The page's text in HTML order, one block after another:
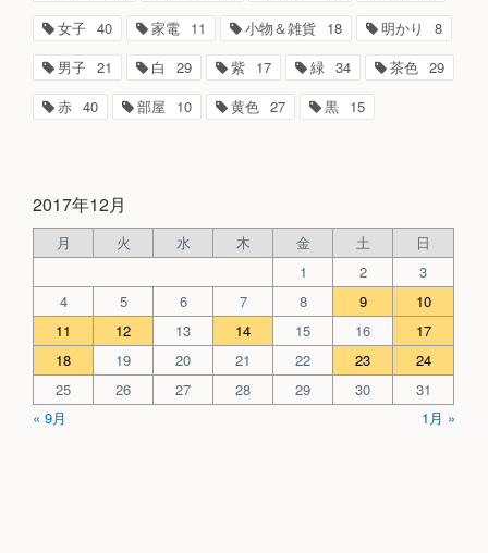
女子 40 家電 11 小物＆雑貨 18 明かり
8
男子 21 白 29 紫 17 緑 34 茶色 29
赤 40 部屋 10 黄色 27 黒 15
2017年12月
月 火 水 木 金 土
日
1
2
3
4
5 6 7 8 9
10
11
12 13 14 15 16
17
18
19 20 21 22 23
24
25
26 27 28 29 30
31
« 9月
1月 »